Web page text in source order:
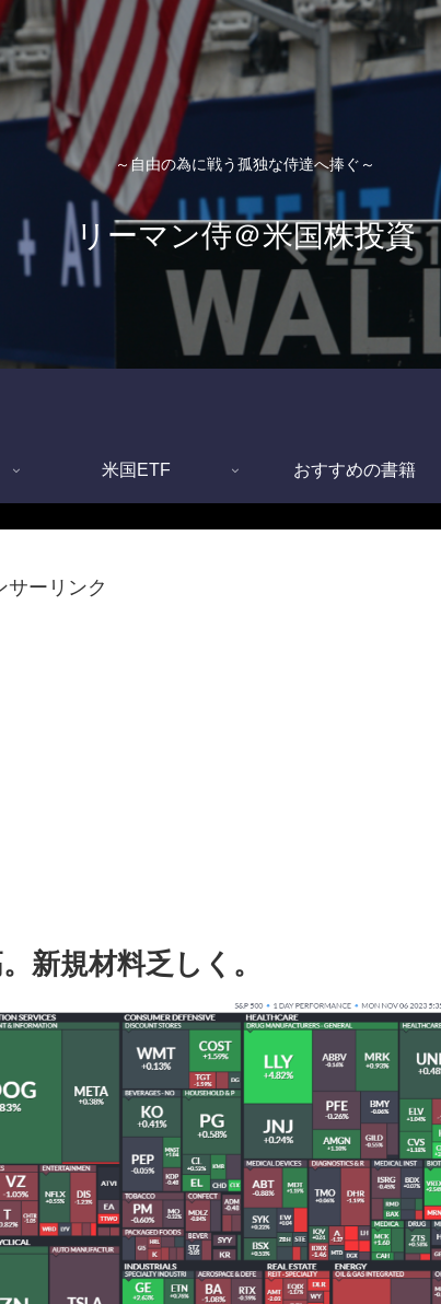
～自由の為に戦う孤独な侍達へ捧ぐ～
リーマン侍＠米国株投資
米国ETF おすすめの書籍
サーリンク
新規材料乏しく。